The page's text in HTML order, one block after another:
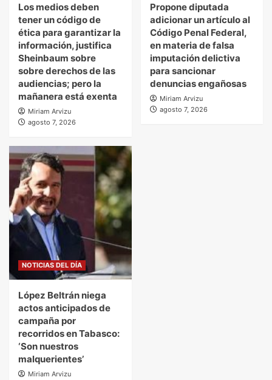
Los medios deben
tener un código de
ética para garantizar la
información, justifica
Sheinbaum sobre
sobre derechos de las
audiencias; pero la
mañanera está exenta
Miriam Arvizu
agosto 7, 2026
Propone diputada
adicionar un artículo al
Código Penal Federal,
en materia de falsa
imputación delictiva
para sancionar
denuncias engañosas
Miriam Arvizu
agosto 7, 2026
NOTICIAS DEL DÍA
López Beltrán niega
actos anticipados de
campaña por
recorridos en Tabasco:
‘Son nuestros
malquerientes’
Miriam Arvizu